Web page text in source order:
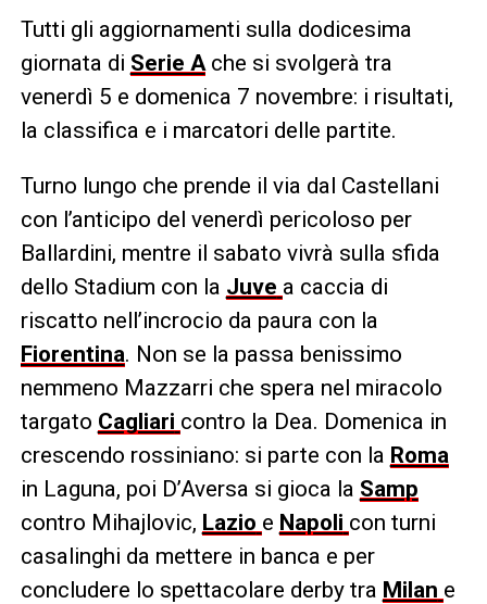
Tutti gli aggiornamenti sulla dodicesima
giornata di Serie Ache si svolgerà tra
venerdì 5 e domenica 7 novembre: i risultati,
la classifica e i marcatori delle partite.
Turno lungo che prende il via dal Castellani
con l’anticipo del venerdì pericoloso per
Ballardini, mentre il sabato vivrà sulla sfida
dello Stadium con la Juve a caccia di
riscatto nell’incrocio da paura con la
Fiorentina. Non se la passa benissimo
nemmeno Mazzarri che spera nel miracolo
targato Cagliari contro la Dea. Domenica in
crescendo rossiniano: si parte con la Roma
in Laguna, poi D’Aversa si gioca la Samp
contro Mihajlovic, Lazio e Napoli con turni
casalinghi da mettere in banca e per
concludere lo spettacolare derby tra Milan e